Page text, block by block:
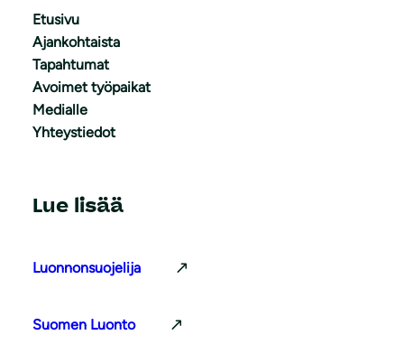
Etusivu
Ajankohtaista
Tapahtumat
Avoimet työpaikat
Medialle
Yhteystiedot
Lue lisää
Luonnonsuojelija
Suomen Luonto